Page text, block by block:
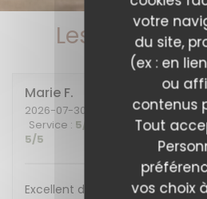
votre
du site,
(ex : en
ou
contenus
Tout
vos choix
Les avis de
Marie F
2026-07-30
- 20:00 - Couverts 2
Service : 5/5 Ambiance: 5 /5
5/5
Excellent diner et excellente